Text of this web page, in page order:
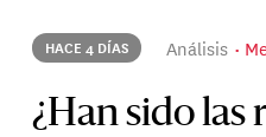
HACE 4 DÍAS Análisis
¿Han sido las